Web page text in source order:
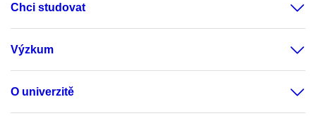
Chci studovat
Výzkum
O univerzitě